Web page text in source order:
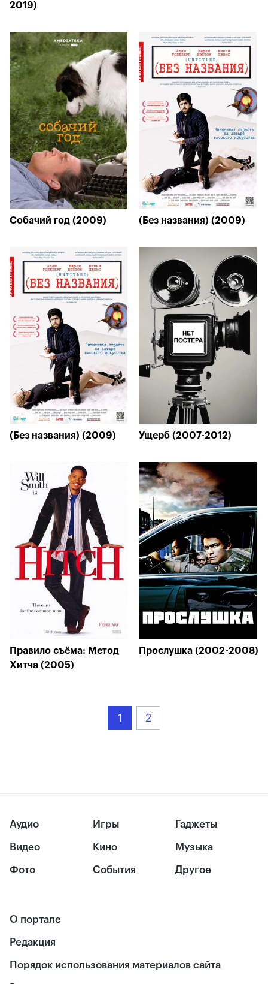
2019)
Собачий год (2009) (Без названия) (2009)
(Без названия) (2009) Ущерб (2007-2012)
Правило съёма: Метод
Хитча (2005)
Прослушка (2002-2008)
1 2
Аудио
Видео
Фото
Игры
Кино
События
Гаджеты
Музыка
Другое
О портале
Редакция
Порядок использования материалов сайта